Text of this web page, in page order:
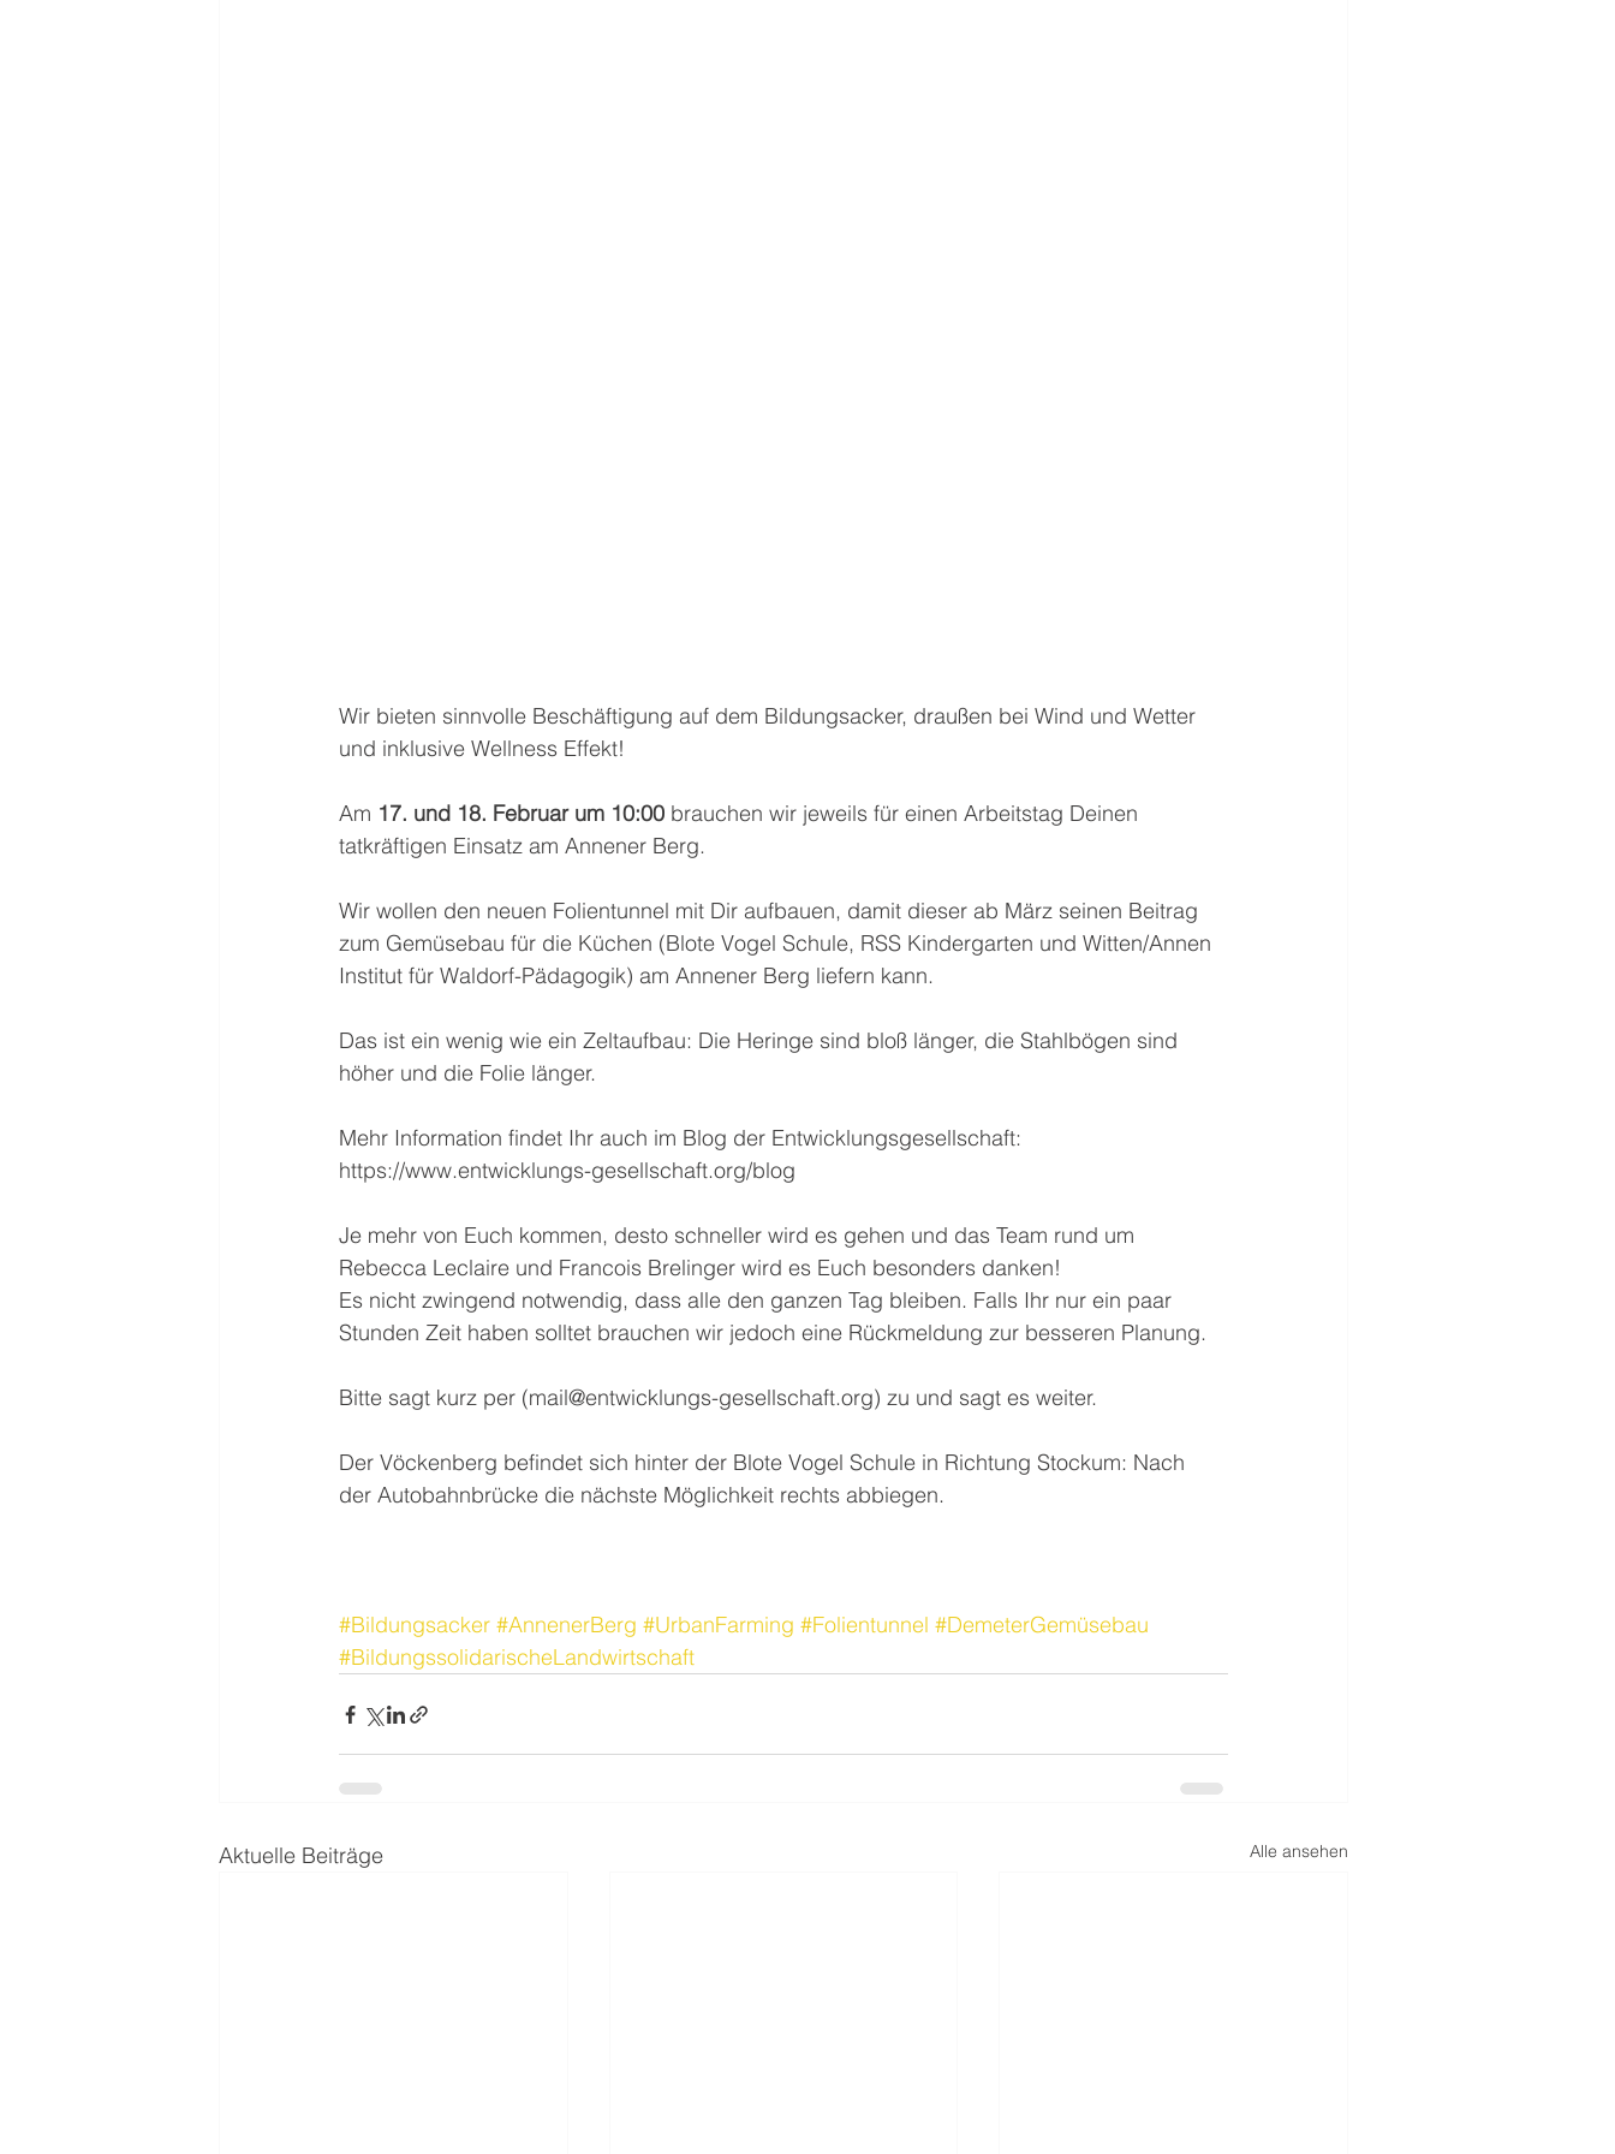
Wir bieten sinnvolle Beschäftigung auf dem Bildungsacker, draußen bei Wind und Wetter
und inklusive Wellness Effekt!
Am 17. und 18. Februar um 10:00 brauchen wir jeweils für einen Arbeitstag Deinen
tatkräftigen Einsatz am Annener Berg.
Wir wollen den neuen Folientunnel mit Dir aufbauen, damit dieser ab März seinen Beitrag
zum Gemüsebau für die Küchen (Blote Vogel Schule, RSS Kindergarten und Witten/Annen
Institut für Waldorf-Pädagogik) am Annener Berg liefern kann.
Das ist ein wenig wie ein Zeltaufbau: Die Heringe sind bloß länger, die Stahlbögen sind
höher und die Folie länger.
Mehr Information findet Ihr auch im Blog der Entwicklungsgesellschaft:
https://www.entwicklungs-gesellschaft.org/blog
Je mehr von Euch kommen, desto schneller wird es gehen und das Team rund um
Rebecca Leclaire und Francois Brelinger wird es Euch besonders danken!
Es nicht zwingend notwendig, dass alle den ganzen Tag bleiben. Falls Ihr nur ein paar
Stunden Zeit haben solltet brauchen wir jedoch eine Rückmeldung zur besseren Planung.
Bitte sagt kurz per (mail@entwicklungs-gesellschaft.org) zu und sagt es weiter.
Der Vöckenberg befindet sich hinter der Blote Vogel Schule in Richtung Stockum: Nach
der Autobahnbrücke die nächste Möglichkeit rechts abbiegen.
#Bildungsacker #AnnenerBerg #UrbanFarming #Folientunnel #DemeterGemüsebau
#BildungssolidarischeLandwirtschaft
Aktuelle Beiträge Alle ansehen